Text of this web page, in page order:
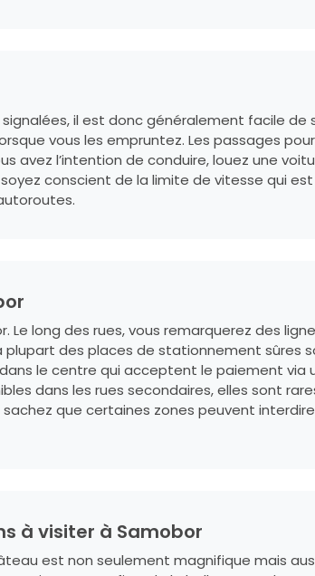
il est donc généralement facile
vous les empruntez. Les passages
avez l’intention de conduire, louez une
conscient de la limite de vitesse qui
Le long des rues, vous remarquerez des
plupart des places de stationnement
le centre qui acceptent le paiement via
dans les rues secondaires, elles sont
que certaines zones peuvent
à visiter à Samobor
est non seulement magnifique mais